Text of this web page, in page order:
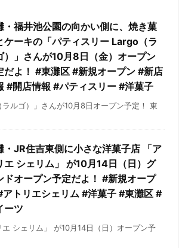
・福井池公園の向かい側に、焼き菓
ケーキの「パティスリー Largo（ラ
）」さんが10月8日（金）オープン
だよ！ #東灘区 #新規オープン #新店
#開店情報 #パティスリー #洋菓子
ラルゴ）」さんが10月8日オープン予定！ 東
・JR住吉東側に小さな洋菓子店 「ア
エ シェリム」 が10月14日（日）グ
ドオープン予定だよ！ #新規オープ
アトリエシェリム #洋菓子 #東灘区 #
ーツ
シェリム」 が10月14日（日）オープン予